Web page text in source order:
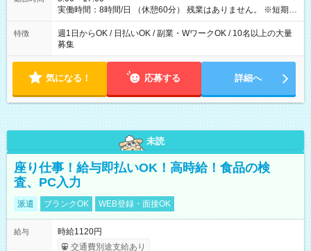
実働時間：8時間/日 （休憩60分） 残業はありません。 ※短期の
募集は行っておりません。予めご了承くださいませ。
特徴
週1日からOK / 日払いOK / 副業・WワークOK / 10名以上の大量
募集
気になる！ 応募する 詳細へ
未読
座り仕事！給与即払いOK！高時給！食品の検
査、PC入力
派遣 ブランクOK WEB登録・面接OK
給与
時給1120円
交通費別途支給あり